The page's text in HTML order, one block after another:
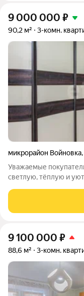
9 000 000 ₽
90,2 м² 3-комн.
микрорайон Войновка,
Уважаемые
светлую, тёплую и
площадью 90,1 м
2010 года постройки в
9 100 000 ₽
88,6 м² 3-комн.